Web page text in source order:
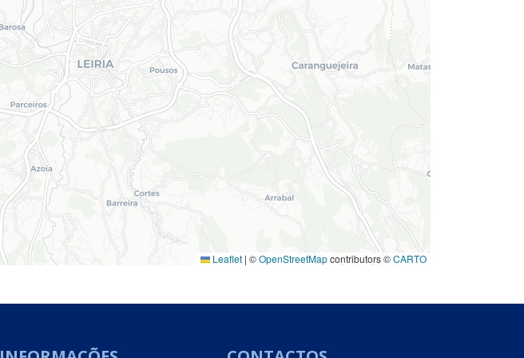
Leaflet | ©OpenStreetMapcontributors ©CARTO